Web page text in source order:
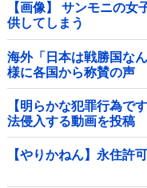
【画像】 サンモニの
供してしまう
海外「日本は戦勝国な
様に各国から称賛の声
【明らかな犯罪行為で
法侵入する動画を投稿
【やりかねん】永住許